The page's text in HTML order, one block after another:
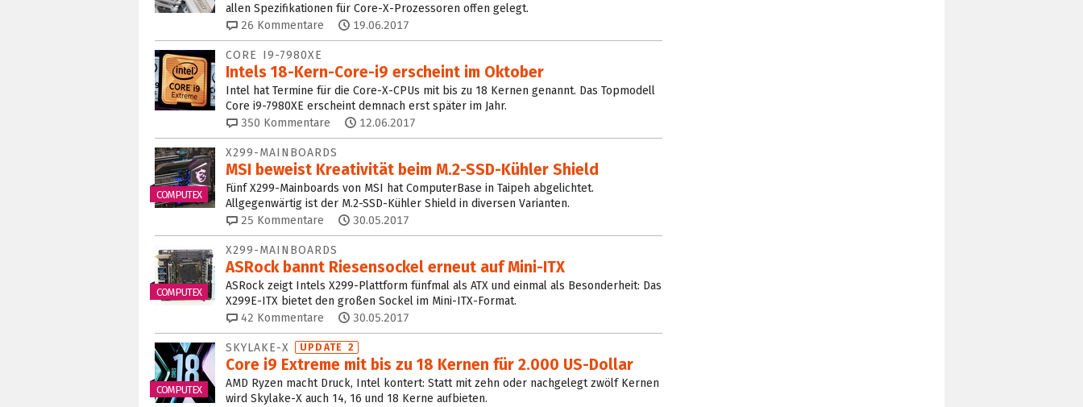
allen Spezifikationen für Core-X-Prozessoren offen gelegt.
26 Kommentare 19.06.2017
CORE I9-7980XE
Intels 18-Kern-Core-i9 erscheint im Oktober
Intel hat Termine für die Core-X-CPUs mit bis zu 18 Kernen genannt. Das Topmodell
Core i9-7980XE erscheint demnach erst später im Jahr.
350 Kommentare 12.06.2017
COMPUTEX
X299-MAINBOARDS
MSI beweist Kreativität beim M.2-SSD-Kühler Shield
Fünf X299-Mainboards von MSI hat ComputerBase in Taipeh abgelichtet.
Allgegenwärtig ist der M.2-SSD-Kühler Shield in diversen Varianten.
25 Kommentare 30.05.2017
COMPUTEX
X299-MAINBOARDS
ASRock bannt Riesensockel erneut auf Mini-ITX
ASRock zeigt Intels X299-Plattform fünfmal als ATX und einmal als Besonderheit: Das
X299E-ITX bietet den großen Sockel im Mini-ITX-Format.
42 Kommentare 30.05.2017
COMPUTEX
SKYLAKE-X UPDATE 2
Core i9 Extreme mit bis zu 18 Kernen für 2.000 US-Dollar
AMD Ryzen macht Druck, Intel kontert: Statt mit zehn oder nachgelegt zwölf Kernen
wird Skylake-X auch 14, 16 und 18 Kerne aufbieten.